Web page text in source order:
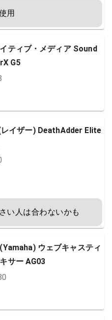
用
ティブ・メディア Sound
G5
イザー) DeathAdder Elite
い人は合わないかも
ウェブキャスティ
ングミキサー AG03